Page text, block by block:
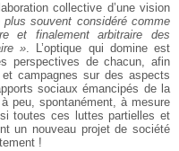
collective d’une vision
souvent considéré comme
et finalement arbitraire des
». L’optique qui domine est
perspectives de chacun, afin
campagnes sur des aspects
sociaux émancipés de la
peu, spontanément, à mesure
toutes ces luttes partielles et
un nouveau projet de société
!